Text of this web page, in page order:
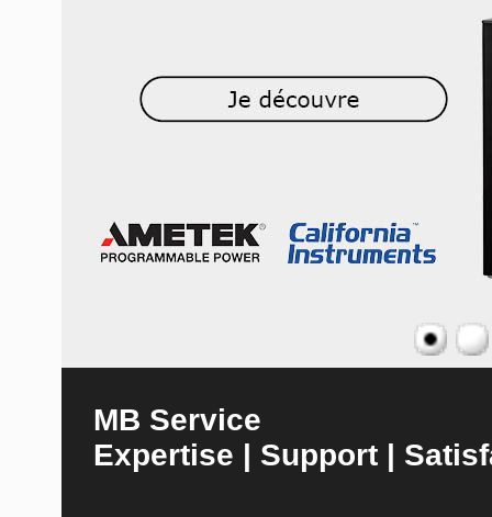
MB Service
Expertise | Support |